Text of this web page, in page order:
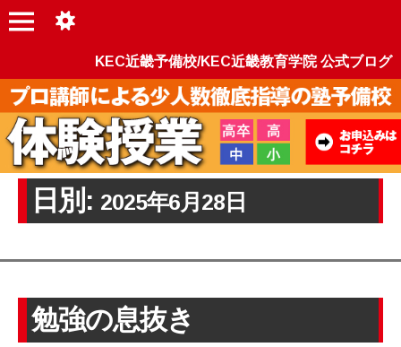
KEC近畿予備校/KEC近畿教育学院 公式ブログ
日別: 2025年6月28日
勉強の息抜き